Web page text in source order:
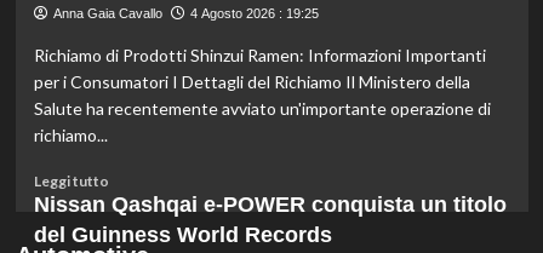
agricoltura:
di
un
milione
il
bando
SRG01.
Anna Gaia Cavallo 4 Agosto 2026 : 19:25
Richiamo di Prodotti Shinzui Ramen: Informazioni Importanti
per i Consumatori I Dettagli del Richiamo Il Ministero della
Salute ha recentemente avviato un'importante operazione di
richiamo...
Leggi tuttoLeggi
di
su
Nissan Qashqai e-POWER conquista un titolo
del Guinness World Records